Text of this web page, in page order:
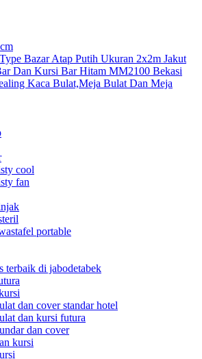
Bazar Atap Putih Ukuran 2x2m Jakut
Dan Kursi Bar Hitam MM2100 Bekasi
Kaca Bulat,Meja Bulat Dan Meja
cool
fan
portable
terbaik di jabodetabek
dan cover standar hotel
dan kursi futura
dan cover
kursi